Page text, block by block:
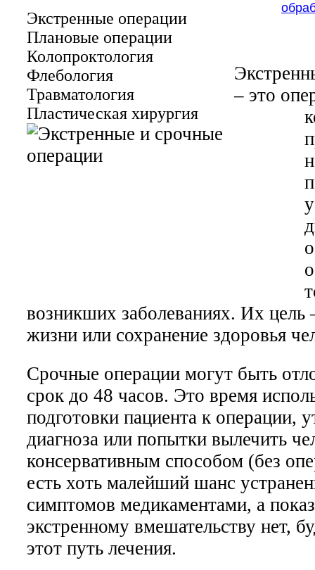
Экстренные операции
Плановые операции
Колопроктология
Флебология
Травматология
Пластическая хирургия
– это
возникших заболеваниях. Их цель
жизни или сохранение здоровья
Срочные операции могут быть
срок до 48 часов. Это время
подготовки пациента к операции,
диагноза или попытки вылечить
консервативным способом (без
есть хоть малейший шанс
симптомов медикаментами, а
экстренному вмешательству нет,
этот путь лечения.